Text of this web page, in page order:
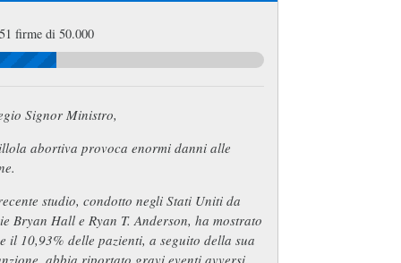
firme di 50.000
Signor Ministro,
abortiva provoca enormi danni alle
studio, condotto negli Stati Uniti da
Bryan Hall e Ryan T. Anderson, ha mostrato
il 10,93% delle pazienti, a seguito della sua
abbia riportato gravi eventi avversi.